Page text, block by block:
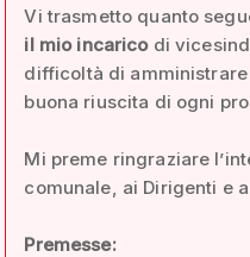
Vi trasmetto quanto
il mio incaricodi
difficoltà di amministrare
buona riuscita di ogni
Mi preme ringraziare
comunale, ai Dirigenti e
Premesse: